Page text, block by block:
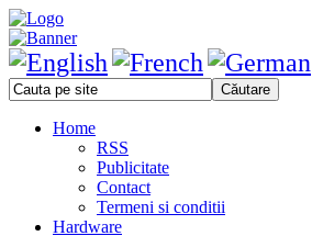
Home
RSS
Publicitate
Contact
Termeni si conditii
Hardware